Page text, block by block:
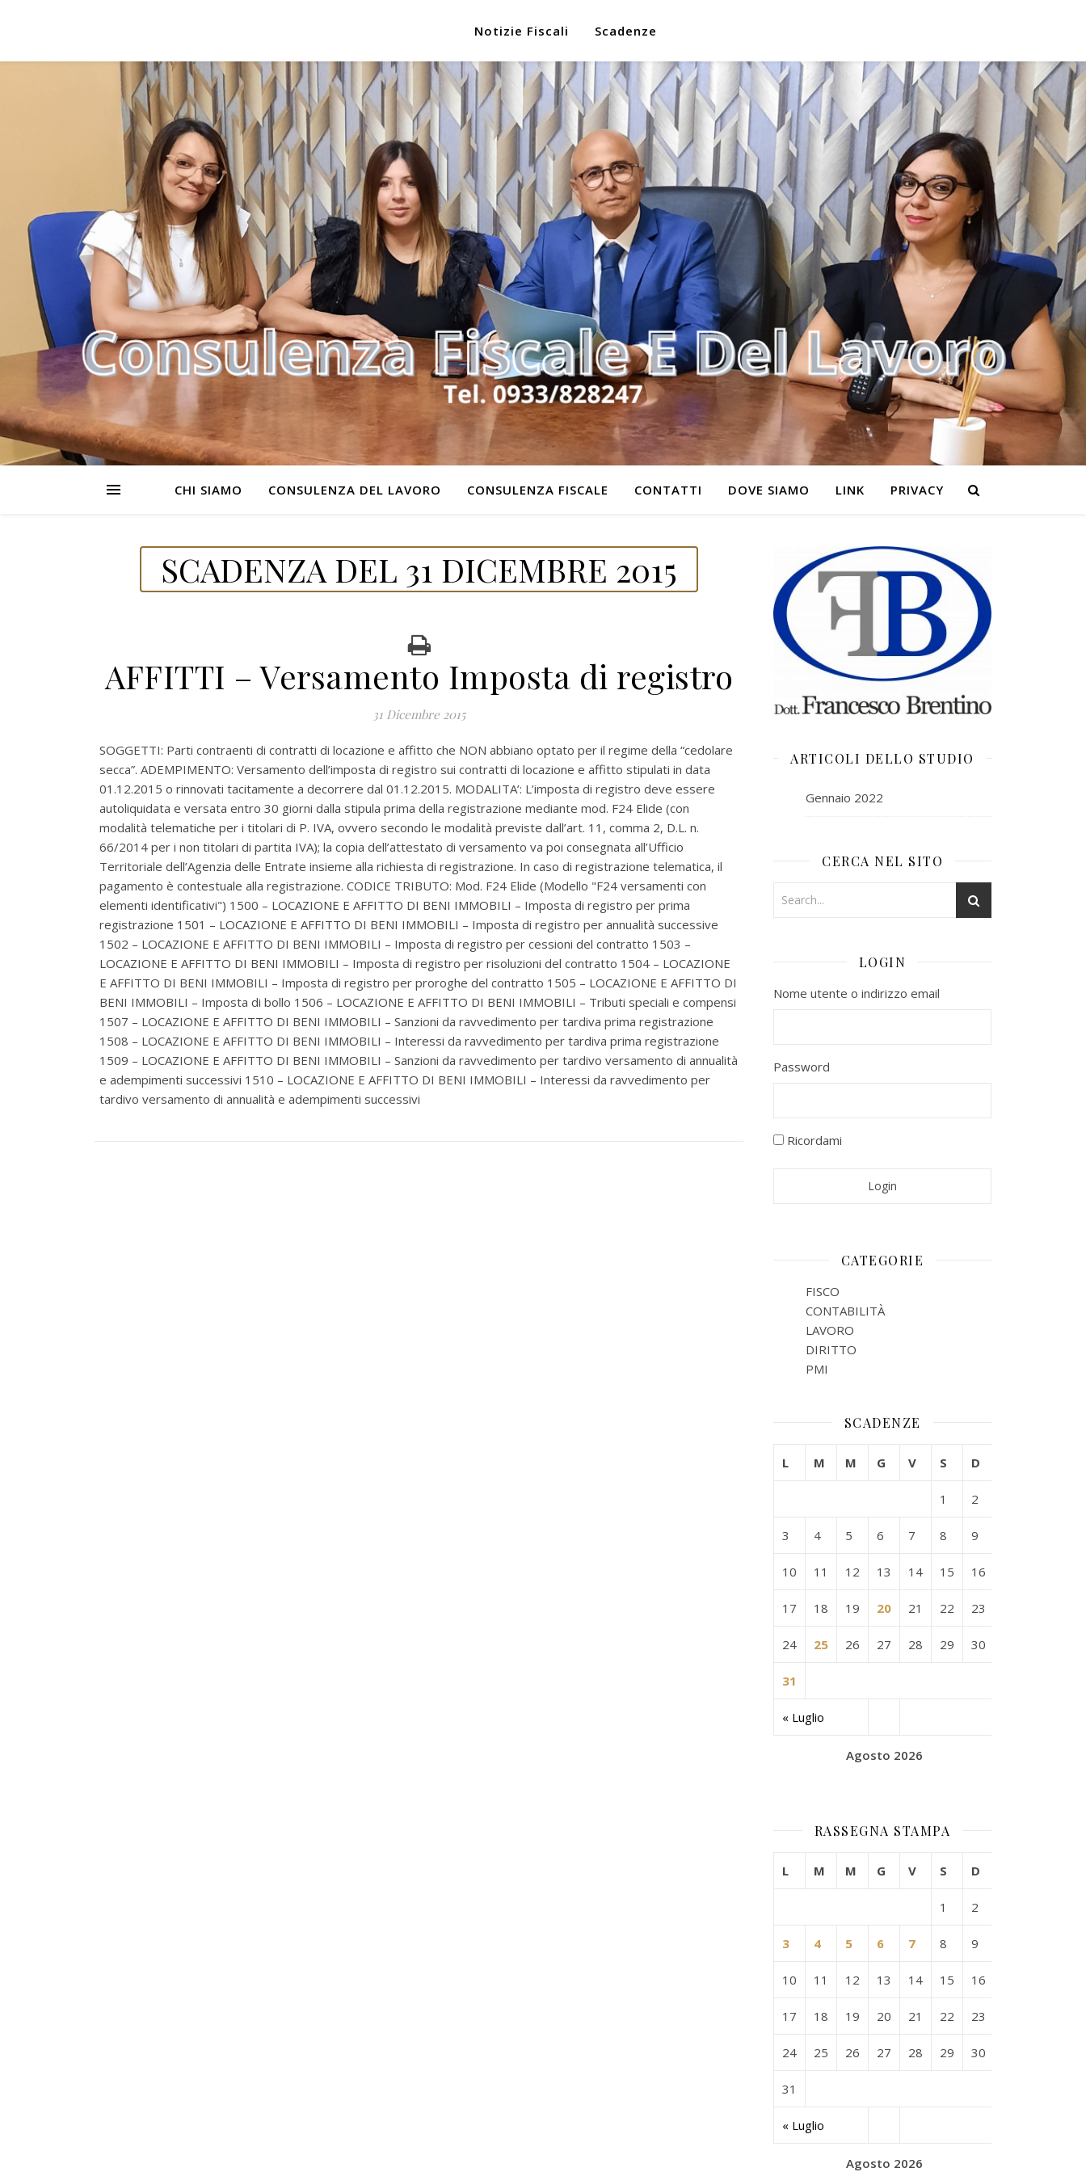
Notizie Fiscali Scadenze
CHI SIAMO CONSULENZA DEL LAVORO CONSULENZA FISCALE CONTATTI DOVE SIAMO LINK PRIVACY
SCADENZA DEL 31 DICEMBRE 2015
AFFITTI – Versamento Imposta di registro
31 Dicembre 2015
SOGGETTI: Parti contraenti di contratti di locazione e affitto che NON abbiano optato per il regime della “cedolare
secca”. ADEMPIMENTO: Versamento dell’imposta di registro sui contratti di locazione e affitto stipulati in data
01.12.2015 o rinnovati tacitamente a decorrere dal 01.12.2015. MODALITA’: L’imposta di registro deve essere
autoliquidata e versata entro 30 giorni dalla stipula prima della registrazione mediante mod. F24 Elide (con
modalità telematiche per i titolari di P. IVA, ovvero secondo le modalità previste dall’art. 11, comma 2, D.L. n.
66/2014 per i non titolari di partita IVA); la copia dell’attestato di versamento va poi consegnata all’Ufficio
Territoriale dell’Agenzia delle Entrate insieme alla richiesta di registrazione. In caso di registrazione telematica, il
pagamento è contestuale alla registrazione. CODICE TRIBUTO: Mod. F24 Elide (Modello "F24 versamenti con
elementi identificativi") 1500 – LOCAZIONE E AFFITTO DI BENI IMMOBILI – Imposta di registro per prima
registrazione 1501 – LOCAZIONE E AFFITTO DI BENI IMMOBILI – Imposta di registro per annualità successive
1502 – LOCAZIONE E AFFITTO DI BENI IMMOBILI – Imposta di registro per cessioni del contratto 1503 –
LOCAZIONE E AFFITTO DI BENI IMMOBILI – Imposta di registro per risoluzioni del contratto 1504 – LOCAZIONE
E AFFITTO DI BENI IMMOBILI – Imposta di registro per proroghe del contratto 1505 – LOCAZIONE E AFFITTO DI
BENI IMMOBILI – Imposta di bollo 1506 – LOCAZIONE E AFFITTO DI BENI IMMOBILI – Tributi speciali e compensi
1507 – LOCAZIONE E AFFITTO DI BENI IMMOBILI – Sanzioni da ravvedimento per tardiva prima registrazione
1508 – LOCAZIONE E AFFITTO DI BENI IMMOBILI – Interessi da ravvedimento per tardiva prima registrazione
1509 – LOCAZIONE E AFFITTO DI BENI IMMOBILI – Sanzioni da ravvedimento per tardivo versamento di annualità
e adempimenti successivi 1510 – LOCAZIONE E AFFITTO DI BENI IMMOBILI – Interessi da ravvedimento per
tardivo versamento di annualità e adempimenti successivi
ARTICOLI DELLO STUDIO
Gennaio 2022
CERCA NEL SITO
LOGIN
Nome utente o indirizzo email
Password
Ricordami
CATEGORIE
FISCO
CONTABILITÀ
LAVORO
DIRITTO
PMI
SCADENZE
Agosto 2026
L M M G V S D
« Luglio
1 2
3 4 5 6 7 8 9
10 11 12 13 14 15 16
17 18 19 20 21 22 23
24 25 26 27 28 29 30
31
RASSEGNA STAMPA
Agosto 2026
L M M G V S D
« Luglio
1 2
3 4 5 6 7 8 9
10 11 12 13 14 15 16
17 18 19 20 21 22 23
24 25 26 27 28 29 30
31